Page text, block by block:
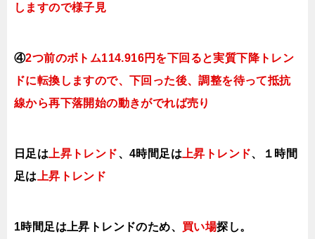
しますので様子見
④2つ前のボトム114.916円を下回ると実質下降トレン
ドに転換 しますので、下回った後、調整を待って抵抗
線から再下落開始の動きがでれば売り
日足は 上昇トレンド、4時間足は 上昇トレンド、１時間
足は
上昇トレンド
1時間足は上昇 トレンドのため、 買い場探し。